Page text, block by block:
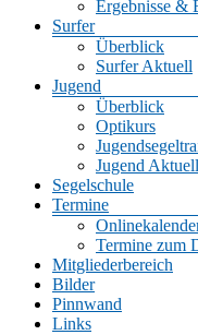
Ergebnisse &
Surfer
Überblick
Surfer Aktuell
Jugend
Überblick
Optikurs
Jugend Aktuell
Segelschule
Termine
Termine zum
Mitgliederbereich
Bilder
Pinnwand
Links